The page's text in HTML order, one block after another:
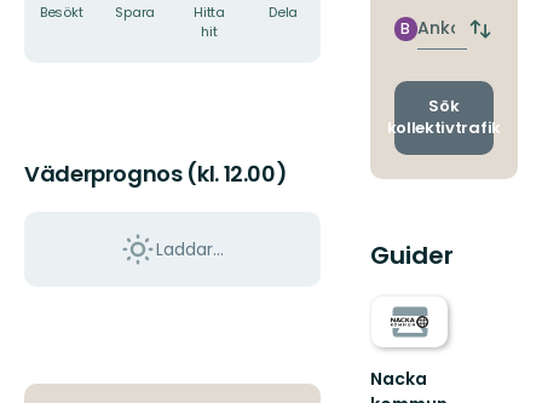
Besökt Spara
Hitta
hit
Dela
Väderprognos (kl. 12.00)
Laddar...
Ankomst
B
Byt
och
Sök
kollektivtrafik
Guider
Nacka